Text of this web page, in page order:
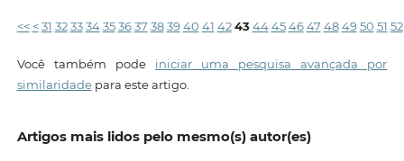
<< < 31 32 33 34 35 36 37 38 39 40 41 42 43 44 45 46 47 48 49 50 51 52
Você também pode iniciar uma pesquisa avançada por
similaridadepara este artigo.
Artigos mais lidos pelo mesmo(s) autor(es)